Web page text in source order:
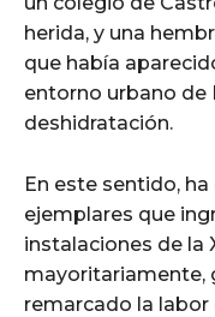
herida, y una
que había
entorno urbano de
deshidratación.
En este sentido,
ejemplares que
instalaciones de la
mayoritariamente,
remarcado la